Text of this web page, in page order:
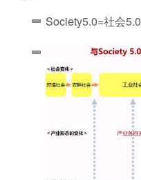
Society5.0=社会5.0